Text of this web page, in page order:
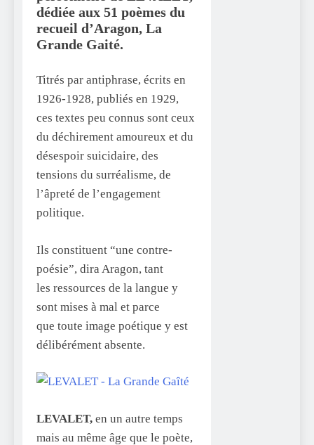
dédiée aux 51 poèmes du
recueil d’Aragon, La
Grande Gaité.
Titrés par antiphrase, écrits en
1926-1928, publiés en 1929,
ces textes peu connus sont ceux
du déchirement amoureux et du
désespoir suicidaire, des
tensions du surréalisme, de
l’âpreté de l’engagement
politique.
Ils constituent “une contre-
poésie”, dira Aragon, tant
les ressources de la langue y
sont mises à mal et parce
que toute image poétique y est
délibérément absente.
LEVALET, en un autre temps
mais au même âge que le poète,